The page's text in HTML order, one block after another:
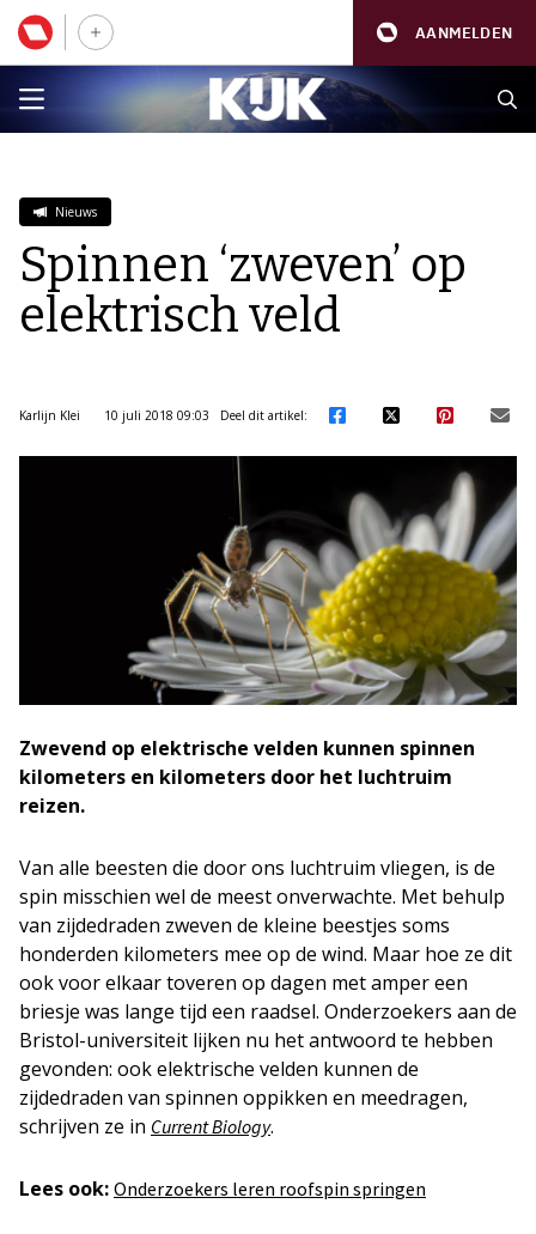
AANMELDEN
Nieuws
Spinnen ‘zweven’ op
elektrisch veld
Karlijn Klei 10 juli 2018 09:03 Deel dit artikel:
Zwevend op elektrische velden kunnen spinnen
kilometers en kilometers door het luchtruim
reizen.
Van alle beesten die door ons luchtruim vliegen, is de
spin misschien wel de meest onverwachte. Met behulp
van zijdedraden zweven de kleine beestjes soms
honderden kilometers mee op de wind. Maar hoe ze dit
ook voor elkaar toveren op dagen met amper een
briesje was lange tijd een raadsel. Onderzoekers aan de
Bristol-universiteit lijken nu het antwoord te hebben
gevonden: ook elektrische velden kunnen de
zijdedraden van spinnen oppikken en meedragen,
schrijven ze in Current Biology.
Lees ook: Onderzoekers leren roofspin springen